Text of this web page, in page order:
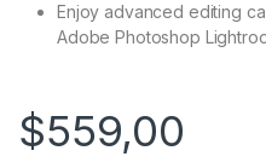
Enjoy advanced editing
Adobe Photoshop
$559,00